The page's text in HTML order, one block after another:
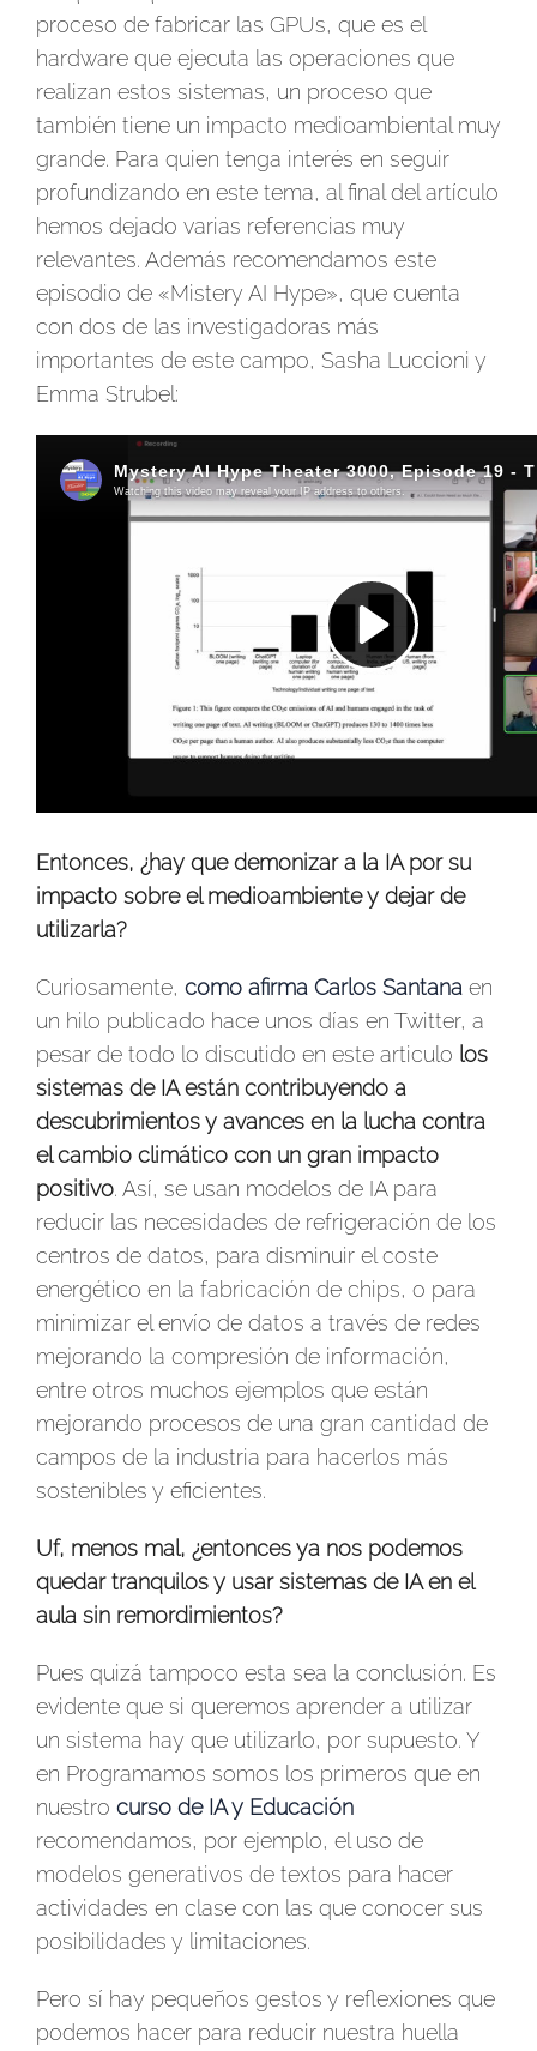
proceso de fabricar las GPUs, que es el
hardware que ejecuta las operaciones que
realizan estos sistemas, un proceso que
también tiene un impacto medioambiental muy
grande. Para quien tenga interés en seguir
profundizando en este tema, al final del artículo
hemos dejado varias referencias muy
relevantes. Además recomendamos este
episodio de «Mistery AI Hype», que cuenta
con dos de las investigadoras más
importantes de este campo, Sasha Luccioni y
Emma Strubel:
Entonces, ¿hay que demonizar a la IA por su
impacto sobre el medioambiente y dejar de
utilizarla?
Curiosamente, como afirma Carlos Santana en
un hilo publicado hace unos días en Twitter, a
pesar de todo lo discutido en este articulo los
sistemas de IA están contribuyendo a
descubrimientos y avances en la lucha contra
el cambio climático con un gran impacto
positivo. Así, se usan modelos de IA para
reducir las necesidades de refrigeración de los
centros de datos, para disminuir el coste
energético en la fabricación de chips, o para
minimizar el envío de datos a través de redes
mejorando la compresión de información,
entre otros muchos ejemplos que están
mejorando procesos de una gran cantidad de
campos de la industria para hacerlos más
sostenibles y eficientes.
Uf, menos mal, ¿entonces ya nos podemos
quedar tranquilos y usar sistemas de IA en el
aula sin remordimientos?
Pues quizá tampoco esta sea la conclusión. Es
evidente que si queremos aprender a utilizar
un sistema hay que utilizarlo, por supuesto. Y
en Programamos somos los primeros que en
nuestro curso de IA y Educación
recomendamos, por ejemplo, el uso de
modelos generativos de textos para hacer
actividades en clase con las que conocer sus
posibilidades y limitaciones.
Pero sí hay pequeños gestos y reflexiones que
podemos hacer para reducir nuestra huella